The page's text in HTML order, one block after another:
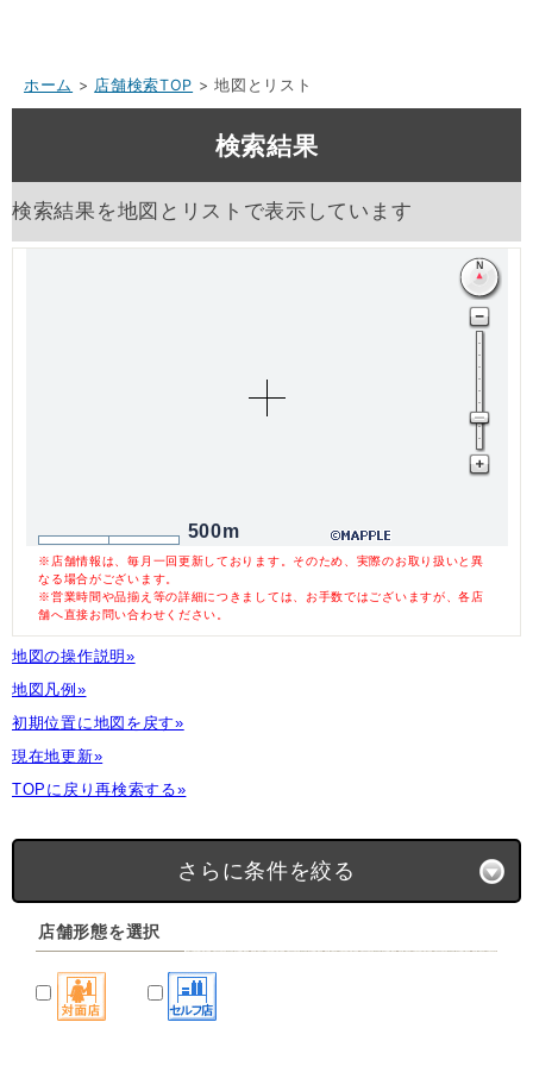
ホーム > 店舗検索TOP > 地図とリスト
検索結果
検索結果を地図とリストで表示しています
500m
※店舗情報は、毎月一回更新しております。そのため、実際のお取り扱いと異
なる場合がございます。
※営業時間や品揃え等の詳細につきましては、お手数ではございますが、各店
舗へ直接お問い合わせください。
地図の操作説明»
地図凡例»
初期位置に地図を戻す»
現在地更新»
TOPに戻り再検索する»
さらに条件を絞る
店舗形態を選択